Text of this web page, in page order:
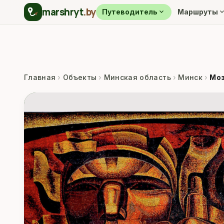
marshryt.by Путеводитель expand_more Маршруты expand_more
Главная › Объекты › Минская область › Минск ›